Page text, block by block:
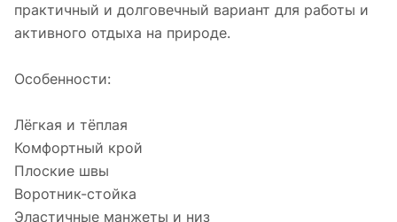
практичный и долговечный вариант для работы и
активного отдыха на природе.
Особенности:
Лёгкая и тёплая
Комфортный крой
Плоские швы
Воротник-стойка
Эластичные манжеты и низ